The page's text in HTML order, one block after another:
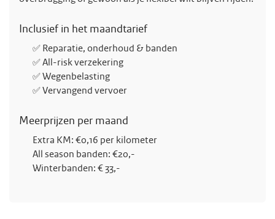
Inclusief in het maandtarief
✅ Reparatie, onderhoud & banden
✅ All-risk verzekering
✅ Wegenbelasting
✅ Vervangend vervoer
Meerprijzen per maand
Extra KM: €0,16 per kilometer
All season banden: €20,-
Winterbanden: € 33,-